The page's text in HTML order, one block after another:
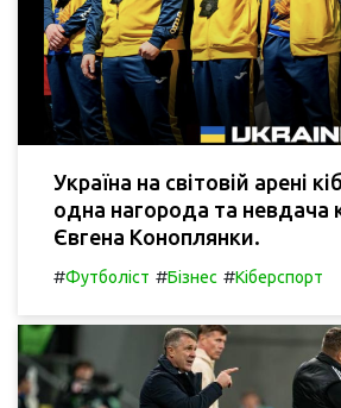
Україна на світовій арені
одна нагорода та невдача
Євгена Коноплянки.
#Футболіст #Бізнес #Кіберспорт